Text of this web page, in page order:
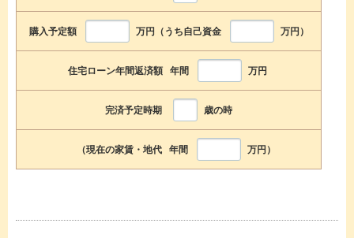
購入予定額 万円（うち自己資金 万円）
住宅ローン年間返済額 年間 万円
完済予定時期 歳の時
（現在の家賃・地代 年間 万円）